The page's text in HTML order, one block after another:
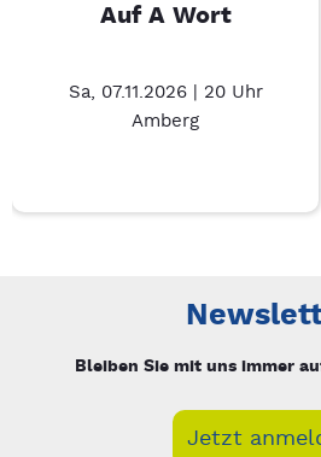
Auf A Wort
Sa, 07.11.2026 | 20 Uhr
Amberg
Bleiben Sie mit uns immer
Jetzt